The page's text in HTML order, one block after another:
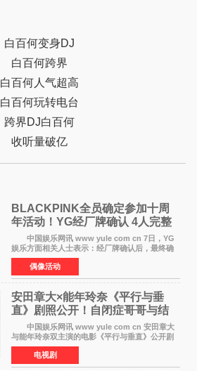
白百何变身DJ
白百何跨界
白百何人气超高
白百何玩转电台
跨界DJ白百何
收听量破亿
BLACKPINK全员确定参加十周
年活动！YG经厂牌确认 4人完整
体合体成行
中国娱乐网讯 www yule com cn 7日，YG
娱乐方面相关人士表示：经厂牌确认后，最终确
定4名成员均将出席。YG方面最终确认了智秀、
JENNIE、ROS&Eacute;、LISA四位
BLACKPINK成员全员出席，使组
偶像活动
安田章大×能年玲奈《平行与垂
直》剧照公开！自闭症哥哥与结
婚前夕妹妹直面未来
中国娱乐网讯 www yule com cn 安田章大
与能年玲奈双主演的电影《平行与垂直》公开剧
照，该片将于8月28日上映。 本片围绕患有自
闭症谱系障碍的哥哥大贵（安田章大 饰）与即将
结婚的妹妹
电视剧